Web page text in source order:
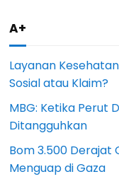
A+
Layanan
Sosial atau Klaim?
MBG: Ketika Perut
Ditangguhkan
Bom 3.500 Derajat
Menguap di Gaza